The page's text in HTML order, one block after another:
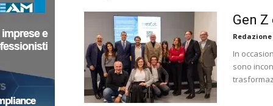
Gen
In
sono